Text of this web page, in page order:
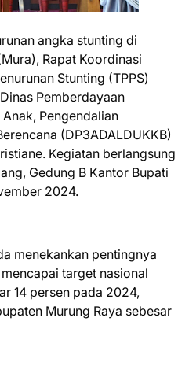
angka stunting di
Rapat Koordinasi
Stunting (TPPS)
Pemberdayaan
Pengendalian
(DP3ADALDUKKB)
Kegiatan berlangsung
Gedung B Kantor Bupati
2024.
menekankan pentingnya
target nasional
14 persen pada 2024,
Murung Raya sebesar